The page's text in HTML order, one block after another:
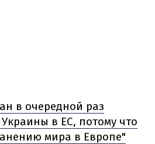
в очередной раз
в ЕС, потому что
мира в Европе"